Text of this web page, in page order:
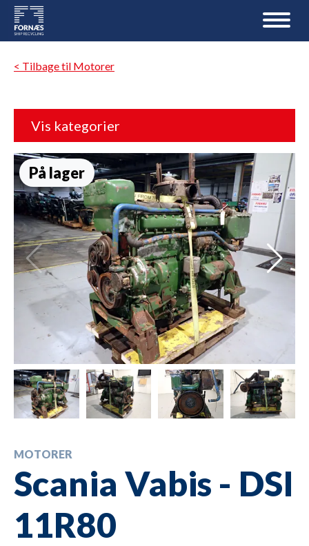
< Tilbage til Motorer
Vis kategorier
På lager
MOTORER
Scania Vabis - DSI
11R80